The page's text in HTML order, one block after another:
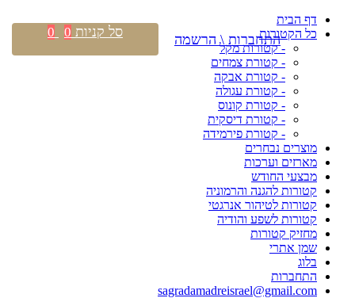
דף הבית
כל הקטורות
- קטורות מקל
- קטורת צמחים
- קטורת אבקה
- קטורת עגולה
- קטורת קונוס
- קטורת דיסקית
- קטורת פירמידה
מוצרים נבחרים
מארזים וערכות
מבצעי החודש
קטורות להגנה והרמוניה
קטורות לטיהור אנרגטי
קטורות לשפע והודיה
מחזיק קטורות
שמן אתרי
בלוג
התחברות
sagradamadreisrael@gmail.com
התחברות \ הרשמה סל קניות 0
0